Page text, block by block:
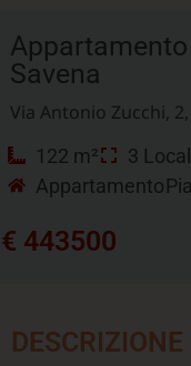
Savena
Via Antonio Zucchi,
122 m² 3
Appartamento
€ 443500
DESCRIZIONE